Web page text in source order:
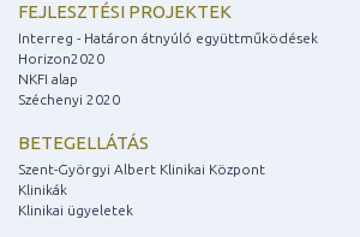
FEJLESZTÉSI PROJEKTEK
Interreg - Határon átnyúló együttműködések
Horizon2020
NKFI alap
Széchenyi 2020
BETEGELLÁTÁS
Szent-Györgyi Albert Klinikai Központ
Klinikák
Klinikai ügyeletek